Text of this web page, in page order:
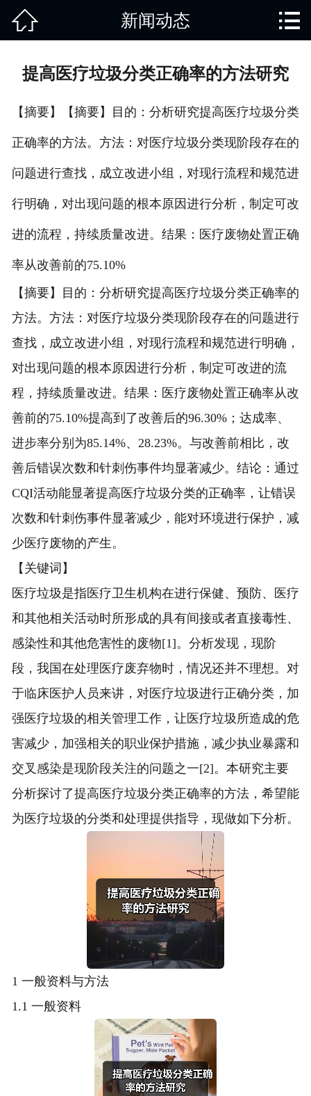
新闻动态
 新闻动态 
提高医疗垃圾分类正确率的方法研究
【摘要】【摘要】目的：分析研究提高医疗垃圾分类
正确率的方法。方法：对医疗垃圾分类现阶段存在的
问题进行查找，成立改进小组，对现行流程和规范进
行明确，对出现问题的根本原因进行分析，制定可改
进的流程，持续质量改进。结果：医疗废物处置正确
率从改善前的75.10%
【摘要】目的：分析研究提高医疗垃圾分类正确率的
方法。方法：对医疗垃圾分类现阶段存在的问题进行
查找，成立改进小组，对现行流程和规范进行明确，
对出现问题的根本原因进行分析，制定可改进的流
程，持续质量改进。结果：医疗废物处置正确率从改
善前的75.10%提高到了改善后的96.30%；达成率、
进步率分别为85.14%、28.23%。与改善前相比，改
善后错误次数和针刺伤事件均显著减少。结论：通过
CQI活动能显著提高医疗垃圾分类的正确率，让错误
次数和针刺伤事件显著减少，能对环境进行保护，减
少医疗废物的产生。
【关键词】
医疗垃圾是指医疗卫生机构在进行保健、预防、医疗
和其他相关活动时所形成的具有间接或者直接毒性、
感染性和其他危害性的废物[1]。分析发现，现阶
段，我国在处理医疗废弃物时，情况还并不理想。对
于临床医护人员来讲，对医疗垃圾进行正确分类，加
强医疗垃圾的相关管理工作，让医疗垃圾所造成的危
害减少，加强相关的职业保护措施，减少执业暴露和
交叉感染是现阶段关注的问题之一[2]。本研究主要
分析探讨了提高医疗垃圾分类正确率的方法，希望能
为医疗垃圾的分类和处理提供指导，现做如下分析。
1 一般资料与方法
1.1 一般资料